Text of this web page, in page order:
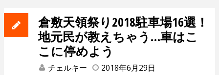
倉敷天領祭り2018駐車場16選！
地元民が教えちゃう…車はこ
こに停めよう
チェルキー
2018年6月29日